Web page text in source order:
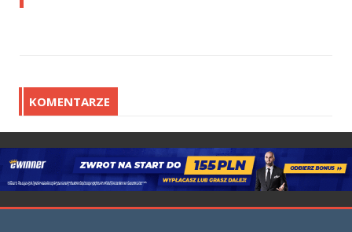
KOMENTARZE